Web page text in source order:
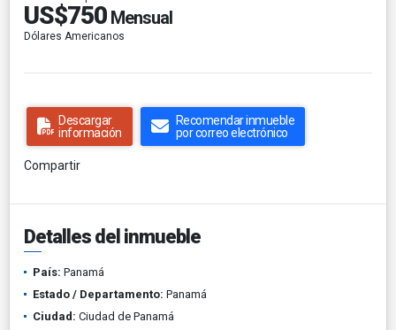
US$750 Mensual
Dólares Americanos
Descargar
información
Recomendar inmueble
por correo electrónico
Compartir
Detalles del inmueble
País: Panamá
Estado / Departamento: Panamá
Ciudad: Ciudad de Panamá